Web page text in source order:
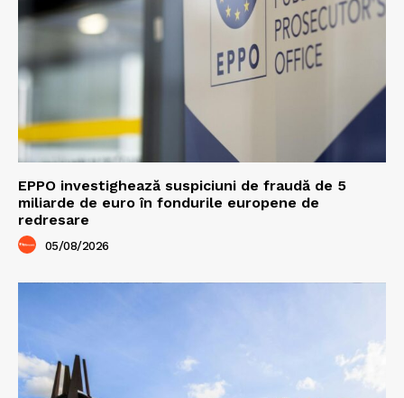
EPPO investighează suspiciuni de fraudă de 5
miliarde de euro în fondurile europene de
redresare
05/08/2026